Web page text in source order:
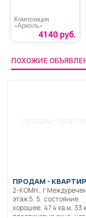
Композиция
«Ариэль»
4140 руб.
ПОХОЖИЕ
продам -
ПРОДАМ -
2-КОМН., г Междуреченск,
этаж 5, 5, состояние
хорошее, 47.4 кв.м, 33 кв.м,